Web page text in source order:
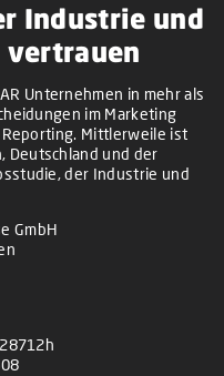
Industrie und
vertrauen
Unternehmen in mehr als
im Marketing
Mittlerweile ist
Deutschland und der
der Industrie und
GmbH